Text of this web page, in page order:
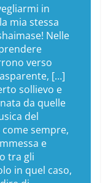
in
mia stessa
Nelle
verso
[…]
sollievo e
da quelle
del
sempre,
e
tra gli
in quel caso,